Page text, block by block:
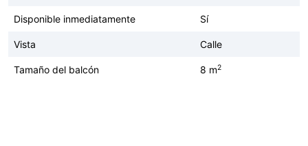
Disponible inmediatamente Sí
Vista Calle
Tamaño del balcón 8 m2